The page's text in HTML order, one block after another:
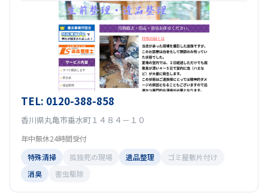
TEL: 0120-388-858
香川県丸亀市垂水町１４８４－１０
年中無休24時間受付
特殊清掃
孤独死の現場 遺品整理
ゴミ屋敷片付け
消臭
害虫駆除